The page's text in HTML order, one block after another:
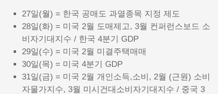
27일(월) = 한국 공매도 과열종목 지정 제도
28일(화) = 미국 2월 도매제고, 3월 컨퍼런스보드 소
비자기대지수 / 한국 4분기 GDP
29일(수) = 미국 2월 미결주택매매
30일(목) = 미국 4분기 GDP
31일(금) = 미국 2월 개인소득,소비, 2월 (근원) 소비
자물가지수, 3월 미시건대소비자기대지수 / 중국 3